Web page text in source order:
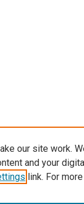
our site work.
and your
link. For